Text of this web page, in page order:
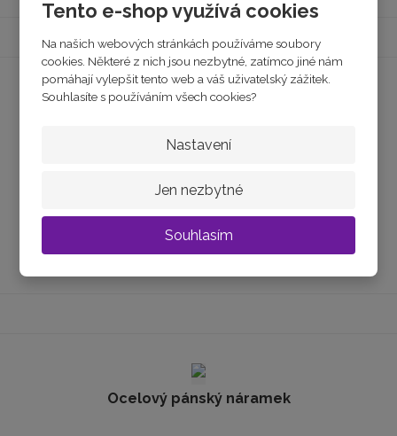
Tento e-shop využívá cookies
Na našich webových stránkách používáme soubory
cookies. Některé z nich jsou nezbytné, zatímco jiné nám
pomáhají vylepšit tento web a váš uživatelský zážitek.
Souhlasíte s používáním všech cookies?
Nastavení
Jen nezbytné
Souhlasím
550 Kč
Ocelový pánský náramek